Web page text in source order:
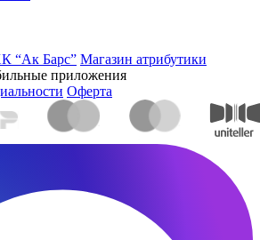
“Ак Барс” Магазин атрибутики
приложения
Оферта